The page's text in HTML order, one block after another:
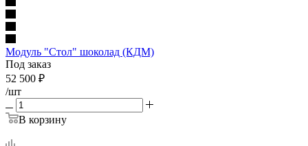
Модуль "Стол" шоколад (КДМ)
Под заказ
52 500 ₽
/шт
В корзину